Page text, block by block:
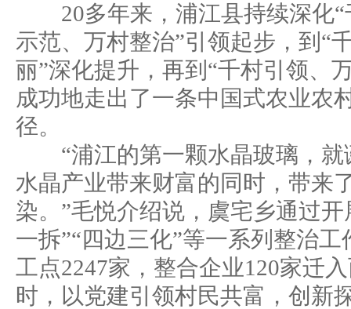
20多年来，浦江县持续深化“
示范、万村整治”引领起步，到“
丽”深化提升，再到“千村引领、
成功地走出了一条中国式农业农
径。
“浦江的第一颗水晶玻璃，就
水晶产业带来财富的同时，带来
染。”毛悦介绍说，虞宅乡通过开
一拆”“四边三化”等一系列整治
工点2247家，整合企业120家迁
时，以党建引领村民共富，创新